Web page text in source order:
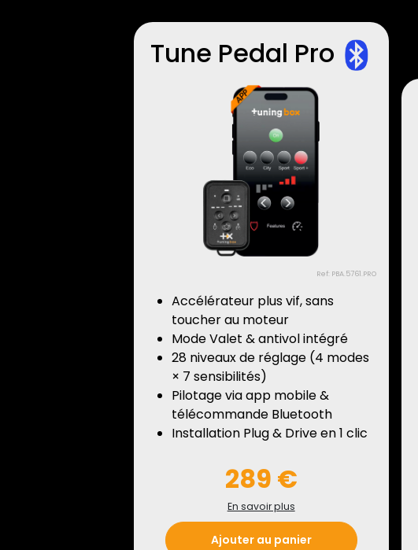
Tune Pedal Pro
Ref: PBA.5761.PRO
Accélérateur plus vif, sans
toucher au moteur
Mode Valet & antivol intégré
28 niveaux de réglage (4 modes
× 7 sensibilités)
Pilotage via app mobile &
télécommande Bluetooth
Installation Plug & Drive en 1 clic
289 €
En savoir plus
Ajouter au panier